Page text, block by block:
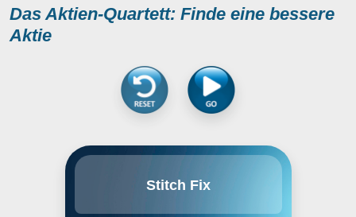
Das Aktien-Quartett: Finde eine bessere
Aktie
Stitch Fix
provision of personalized
accessories. Its main sections are